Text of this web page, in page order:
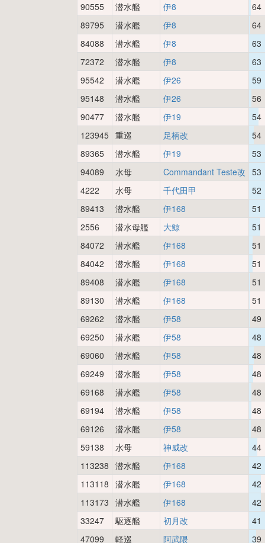
90555
潜水艦 伊8
64
89795
潜水艦 伊8
64
84088
潜水艦 伊8
63
72372
潜水艦 伊8
63
95542
潜水艦 伊26
59
95148
潜水艦 伊26
56
90477
潜水艦 伊19
54
123945 重巡 足柄改
54
89365
潜水艦 伊19
53
94089
水母 Commandant Teste改 53
4222
水母 千代田甲
52
89413
潜水艦 伊168
51
2556
潜水母艦 大鯨
51
84072
潜水艦 伊168
51
84042
潜水艦 伊168
51
89408
潜水艦 伊168
51
89130
潜水艦 伊168
51
69262
潜水艦 伊58
49
69250
潜水艦 伊58
48
69060
潜水艦 伊58
48
69249
潜水艦 伊58
48
69168
潜水艦 伊58
48
69194
潜水艦 伊58
48
69126
潜水艦 伊58
48
59138
水母 神威改
44
113238 潜水艦 伊168
42
113118 潜水艦 伊168
42
113173 潜水艦 伊168
42
33247
駆逐艦 初月改
41
47099
軽巡 阿武隈 39